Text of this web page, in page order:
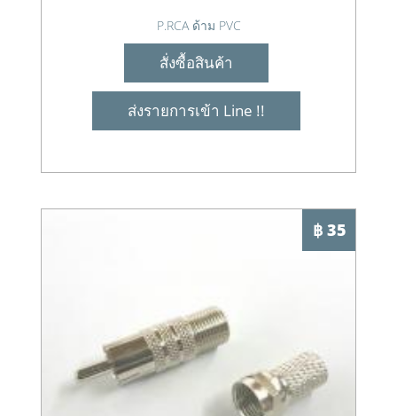
P.RCA ด้าม PVC
สั่งซื้อสินค้า
ส่งรายการเข้า Line !!
฿ 35